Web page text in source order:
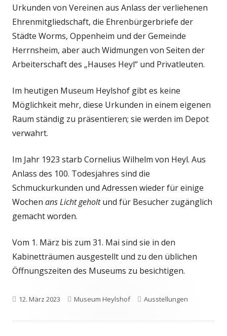
Urkunden von Vereinen aus Anlass der verliehenen
Ehrenmitgliedschaft, die Ehrenbürgerbriefe der
Städte Worms, Oppenheim und der Gemeinde
Herrnsheim, aber auch Widmungen von Seiten der
Arbeiterschaft des „Hauses Heyl“ und Privatleuten.
Im heutigen Museum Heylshof gibt es keine
Möglichkeit mehr, diese Urkunden in einem eigenen
Raum ständig zu präsentieren; sie werden im Depot
verwahrt.
Im Jahr 1923 starb Cornelius Wilhelm von Heyl. Aus
Anlass des 100. Todesjahres sind die
Schmuckurkunden und Adressen wieder für einige
Wochen ans Licht geholtund für Besucher zugänglich
gemacht worden.
Vom 1. März bis zum 31. Mai sind sie in den
Kabinetträumen ausgestellt und zu den üblichen
Öffnungszeiten des Museums zu besichtigen.
Veröffentlicht
12. März 2023 Autor
Museum Heylshof Kategorien
Ausstellungen